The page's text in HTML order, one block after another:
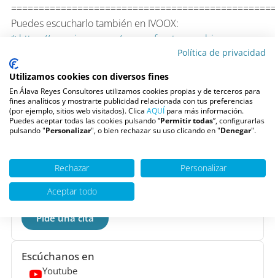
Puedes escucharlo también en IVOOX:
* https://www.ivoox.com/como-afrontar-cambios-
importantes-vida-audios-mp3_rf_22648048_1.html
Situado enMadrid, somos uno de los Centros de
equipo multidisciplinar dePsicólogos, Psiquiatras,
Logopedas y Neuropsicólogos, que nos permite
trabajar con todos los rangos de edad y tipos de
terapia.
Pide una cita
Escúchanos en
Youtube
Política de privacidad
Utilizamos cookies con diversos fines
En Álava Reyes Consultores utilizamos cookies propias y de terceros para
fines analíticos y mostrarte publicidad relacionada con tus preferencias
(por ejemplo, sitios web visitados). Clica AQUÍ para más información.
Puedes aceptar todas las cookies pulsando ‘’Permitir todas”, configurarlas
pulsando "Personalizar", o bien rechazar su uso clicando en "Denegar".
Rechazar
Personalizar
Aceptar todo